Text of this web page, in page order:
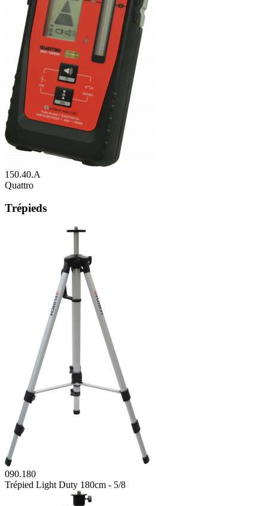
150.40.A
Quattro
Trépieds
090.180
Trépied Light Duty 180cm - 5/8